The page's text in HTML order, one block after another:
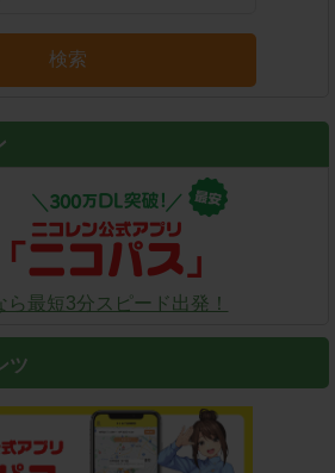
検索
最短3分スピード出発！
ツ